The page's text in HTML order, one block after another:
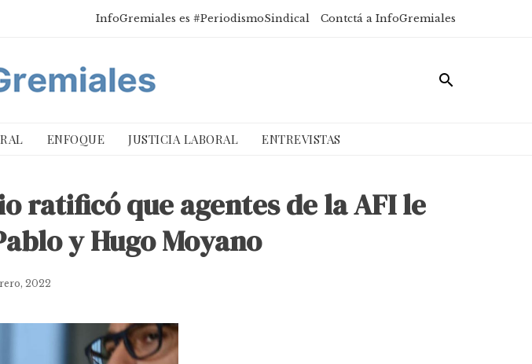
InfoGremiales es #PeriodismoSindical Contctá a InfoGremiales
ENFOQUE JUSTICIA LABORAL ENTREVISTAS
ratificó que agentes de la AFI le
y Hugo Moyano
2022